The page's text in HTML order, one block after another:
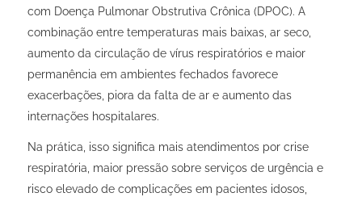
com Doença Pulmonar Obstrutiva Crônica (DPOC). A
combinação entre temperaturas mais baixas, ar seco,
aumento da circulação de vírus respiratórios e maior
permanência em ambientes fechados favorece
exacerbações, piora da falta de ar e aumento das
internações hospitalares.
Na prática, isso significa mais atendimentos por crise
respiratória, maior pressão sobre serviços de urgência e
risco elevado de complicações em pacientes idosos,